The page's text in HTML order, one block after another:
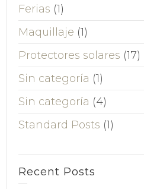
Ferias (1)
Maquillaje (1)
Protectores solares (17)
Sin categoría (1)
Sin categoría (4)
Standard Posts (1)
Recent Posts